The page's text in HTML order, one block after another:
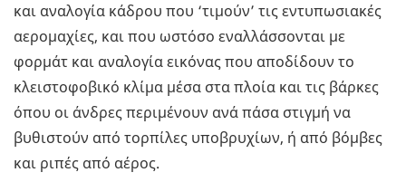
και αναλογία κάδρου που ‘τιμούν’ τις εντυπωσιακές
αερομαχίες, και που ωστόσο εναλλάσσονται με
φορμάτ και αναλογία εικόνας που αποδίδουν το
κλειστοφοβικό κλίμα μέσα στα πλοία και τις βάρκες
όπου οι άνδρες περιμένουν ανά πάσα στιγμή να
βυθιστούν από τορπίλες υποβρυχίων, ή από βόμβες
και ριπές από αέρος.